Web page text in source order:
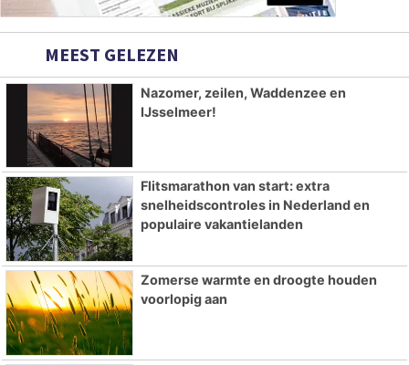
MEEST GELEZEN
Nazomer, zeilen, Waddenzee en
IJsselmeer!
Flitsmarathon van start: extra
snelheidscontroles in Nederland en
populaire vakantielanden
Zomerse warmte en droogte houden
voorlopig aan